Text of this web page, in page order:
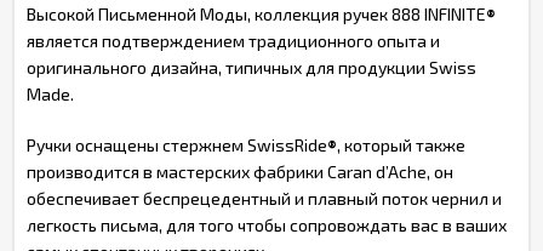
Высокой Письменной Моды, коллекция ручек 888 INFINITE®
является подтверждением традиционного опыта и
оригинального дизайна, типичных для продукции Swiss
Made.
Ручки оснащены стержнем SwissRide®, который также
производится в мастерских фабрики Caran d’Ache, он
обеспечивает беспрецедентный и плавный поток чернил и
легкость письма, для того чтобы сопровождать вас в ваших